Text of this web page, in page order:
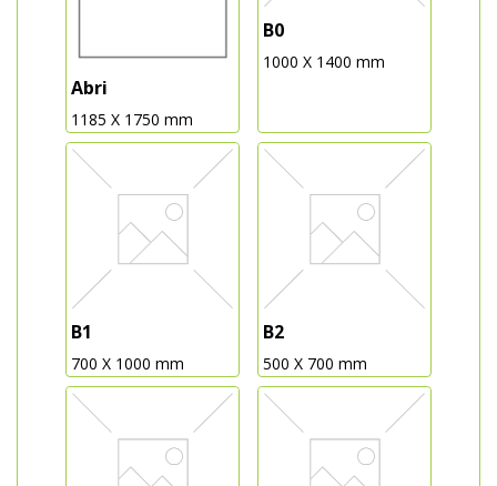
Abri
1185 X 1750 mm
B0
1000 X 1400 mm
B1
700 X 1000 mm
B2
500 X 700 mm